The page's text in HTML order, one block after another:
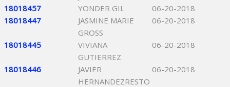
18018457
YONDER GIL
06-20-2018
18018447
JASMINE MARIE
GROSS
06-20-2018
18018445
VIVIANA
GUTIERREZ
06-20-2018
18018446
JAVIER
HERNANDEZRESTO
06-20-2018